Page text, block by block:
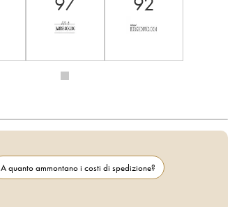
A quanto ammontano i costi di spedizione?